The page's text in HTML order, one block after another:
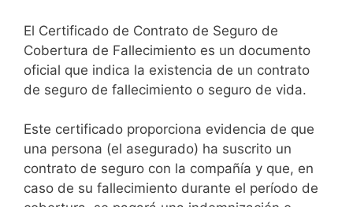
El Certificado de Contrato de Seguro de
Cobertura de Fallecimiento es un documento
oficial que indica la existencia de un contrato
de seguro de fallecimiento o seguro de vida.
Este certificado proporciona evidencia de que
una persona (el asegurado) ha suscrito un
contrato de seguro con la compañía y que, en
caso de su fallecimiento durante el período de